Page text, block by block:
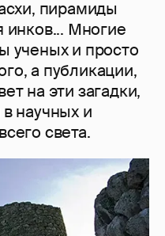
пирамиды
инков... Многие
ученых и просто
а публикации,
на эти загадки,
научных и
света.